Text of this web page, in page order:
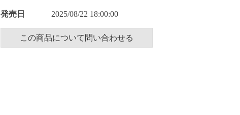
発売日 2025/08/22 18:00:00
この商品について問い合わせる